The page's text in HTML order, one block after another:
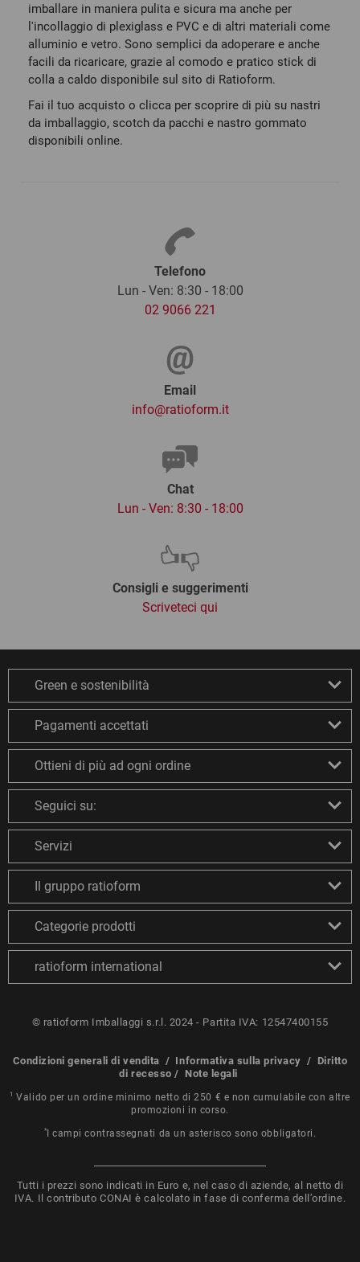
imballare in maniera pulita e sicura ma anche per
l'incollaggio di plexiglass e PVC e di altri materiali come
alluminio e vetro. Sono semplici da adoperare e anche
facili da ricaricare, grazie al comodo e pratico stick di
colla a caldo disponibile sul sito di Ratioform.
Fai il tuo acquisto o clicca per scoprire di più su nastri
da imballaggio, scotch da pacchi e nastro gommato
disponibili online.
Telefono
Lun - Ven: 8:30 - 18:00
02 9066 221
Email
info@ratioform.it
Chat
Lun - Ven: 8:30 - 18:00
Consigli e suggerimenti
Scriveteci qui
Green e sostenibilità
Pagamenti accettati
Ottieni di più ad ogni ordine
Seguici su:
Servizi
Il gruppo ratioform
Categorie prodotti
ratioform international
© ratioform Imballaggi s.r.l. 2024 - Partita IVA: 12547400155
Condizioni generali di vendita / Informativa sulla privacy / Diritto
di recesso / Note legali
1Valido per un ordine minimo netto di 250 € e non cumulabile con altre
promozioni in corso.
* I campi contrassegnati da un asterisco sono obbligatori.
Tutti i prezzi sono indicati in Euro e, nel caso di aziende, al netto di
IVA. Il contributo CONAI è calcolato in fase di conferma dell’ordine.